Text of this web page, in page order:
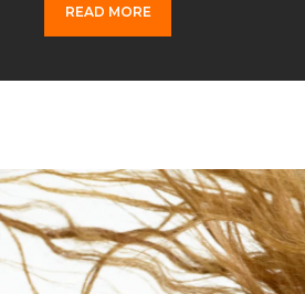
READ MORE